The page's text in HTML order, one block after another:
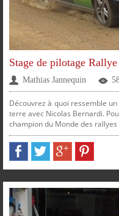
SUR SUR SUR SUR
Stage de pilotage
Mathias Jannequin
Découvrez à quoi ressemble
terre avec Nicolas Bernardi.
champion du Monde des